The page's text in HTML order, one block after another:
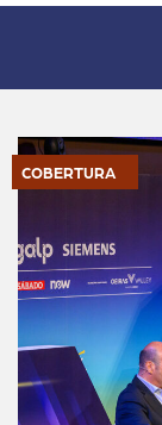
COBERTURA